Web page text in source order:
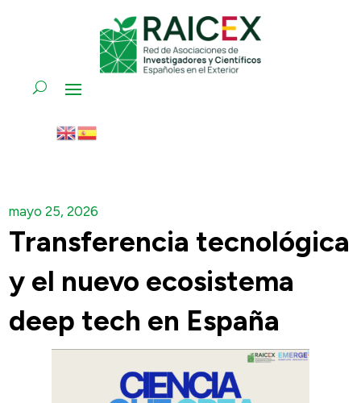
mayo 25, 2026
Transferencia tecnológica
y el nuevo ecosistema
deep tech en España